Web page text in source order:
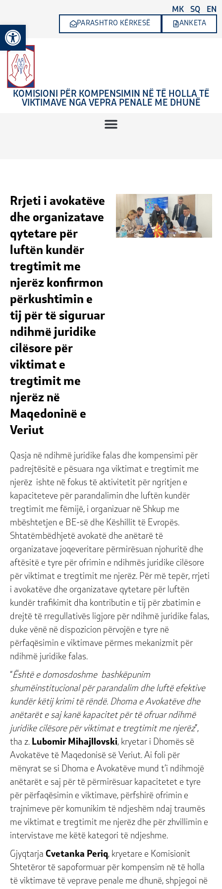
Open toolbar
content
MK SQ EN
PARASHTRO KËRKESË ANKETA
KOMISIONI PËR KOMPENSIMIN NË TË HOLLA TË
VIKTIMAVE NGA VEPRA PENALE ME DHUNË
Rrjeti i avokatëve
dhe organizatave
qytetare për
luftën kundër
tregtimit me
njerëz konfirmon
përkushtimin e
tij për të siguruar
ndihmë juridike
cilësore për
viktimat e
tregtimit me
njerëz në
Maqedoninë e
Veriut
Qasja në ndihmë juridike falas dhe kompensimi për
padrejtësitë e pësuara nga viktimat e tregtimit me
njerëz ishte në fokus të aktivitetit për ngritjen e
kapaciteteve për parandalimin dhe luftën kundër
tregtimit me fëmijë, i organizuar në Shkup me
mbështetjen e BE-së dhe Këshillit të Evropës.
Shtatëmbëdhjetë avokatë dhe anëtarë të
organizatave joqeveritare përmirësuan njohuritë dhe
aftësitë e tyre për ofrimin e ndihmës juridike cilësore
për viktimat e tregtimit me njerëz. Për më tepër, rrjeti
i avokatëve dhe organizatave qytetare për luftën
kundër trafikimit dha kontributin e tij për zbatimin e
drejtë të rregullativës ligjore për ndihmë juridike falas,
duke vënë në dispozicion përvojën e tyre në
përfaqësimin e viktimave përmes mekanizmit për
ndihmë juridike falas.
“Është e domosdoshme bashkëpunim
shumëinstitucional për parandalim dhe luftë efektive
kundër këtij krimi të rëndë. Dhoma e Avokatëve dhe
anëtarët e saj kanë kapacitet për të ofruar ndihmë
juridike cilësore për viktimat e tregtimit me njerëz”,
tha z. Lubomir Mihajllovski, kryetar i Dhomës së
Avokatëve të Maqedonisë së Veriut. Ai foli për
mënyrat se si Dhoma e Avokatëve mund t’i ndihmojë
anëtarët e saj për të përmirësuar kapacitetet e tyre
për përfaqësimin e viktimave, përfshirë ofrimin e
trajnimeve për komunikim të ndjeshëm ndaj traumës
me viktimat e tregtimit me njerëz dhe për zhvillimin e
intervistave me këtë kategori të ndjeshme.
Gjyqtarja Cvetanka Periq, kryetare e Komisionit
Shtetëror të sapoformuar për kompensim në të holla
të viktimave të veprave penale me dhunë, shpjegoi në